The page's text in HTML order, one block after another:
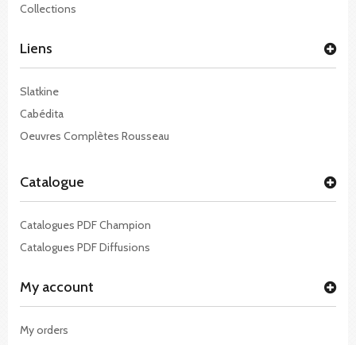
Collections
Liens
Slatkine
Cabédita
Oeuvres Complètes Rousseau
Catalogue
Catalogues PDF Champion
Catalogues PDF Diffusions
My account
My orders